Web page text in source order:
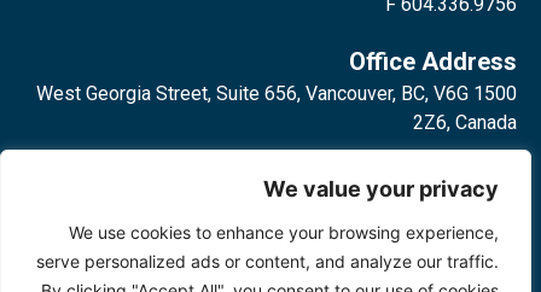
We value your privacy
We use cookies to enhance your browsing experience,
serve personalized ads or content, and analyze our traffic.
Office Address
1500 West Georgia Street, Suite 656, Vancouver, BC, V6G
2Z6, Canada
Toronto, ON, M4W 3E2, Canada